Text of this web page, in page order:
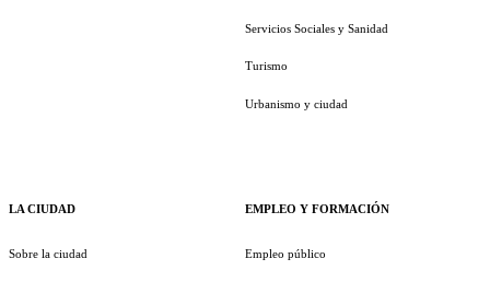
LA CIUDAD
Sobre la ciudad
Servicios Sociales y Sanidad
Turismo
Urbanismo y ciudad
EMPLEO Y FORMACIÓN
Empleo público